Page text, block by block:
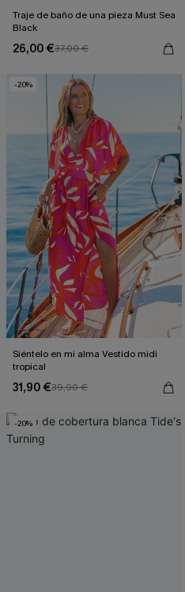
Traje de baño de una pieza Must Sea
Black
26,00 €37,00 €
-20%
Siéntelo en mi alma Vestido midi
tropical
31,90 €39,90 €
-20%